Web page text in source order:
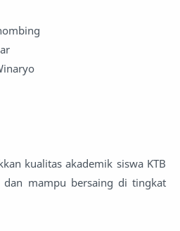
kualitas akademik siswa KTB
dan mampu bersaing di tingkat